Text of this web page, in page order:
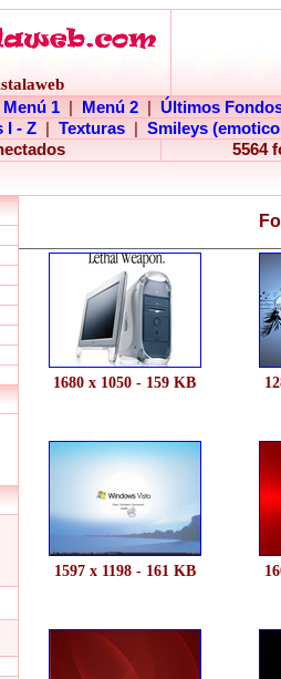
Menú 1 Menú 2
Últimos
I - Z Texturas
Smileys
5564
1680 x 1050 - 159 KB
1597 x 1198 - 161 KB